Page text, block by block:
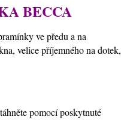
BECCA
ve předu a na
velice příjemného na dotek,
pomocí poskytnuté